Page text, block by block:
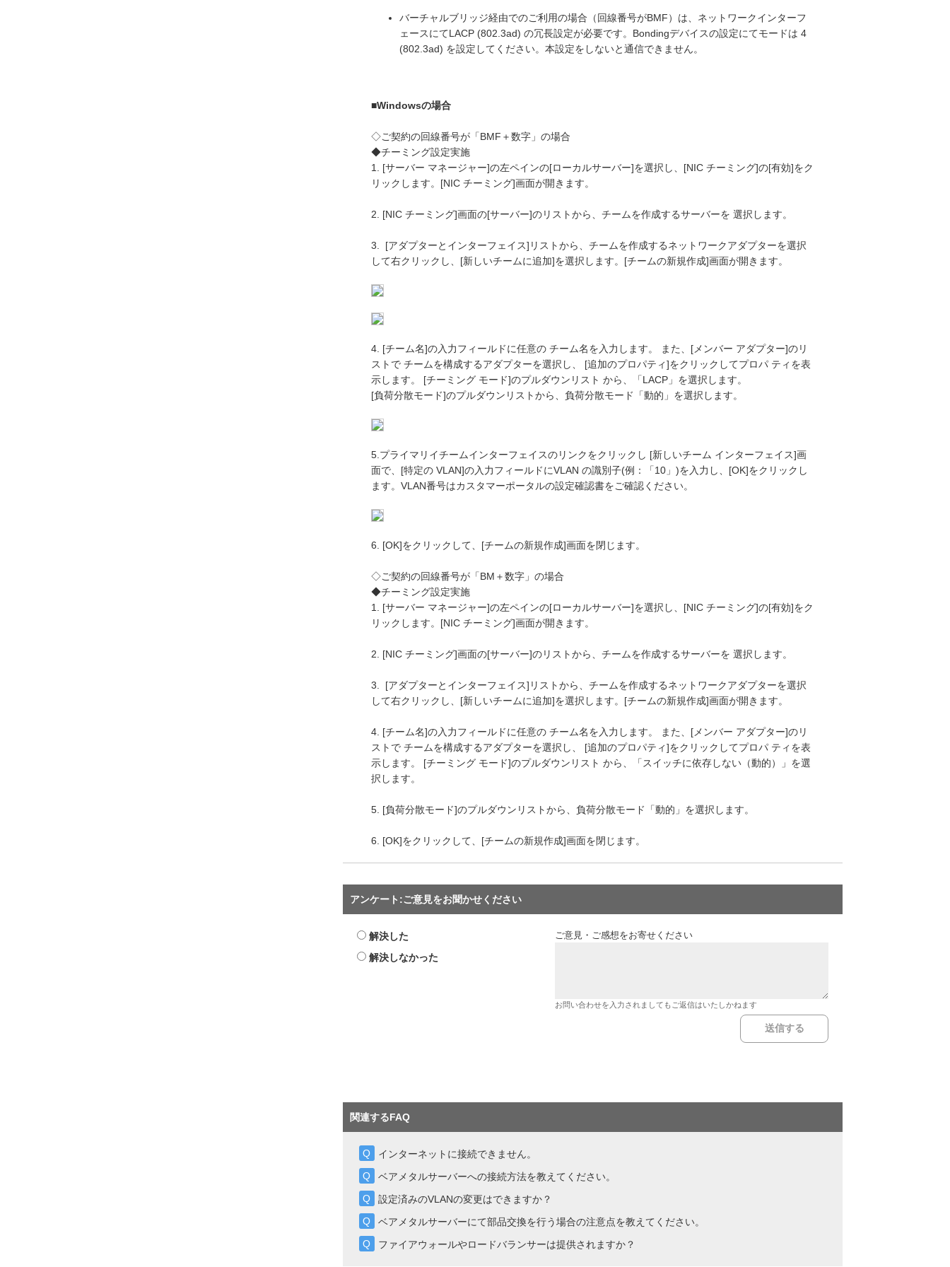
バーチャルブリッジ経由でのご利用の場合（回線番号がBMF）は、ネットワークインターフ
ェースにてLACP (802.3ad) の冗長設定が必要です。Bondingデバイスの設定にてモードは 4
(802.3ad) を設定してください。本設定をしないと通信できません。
■Windowsの場合
◇ご契約の回線番号が「BMF＋数字」の場合
◆チーミング設定実施
1. [サーバー マネージャー]の左ペインの[ローカルサーバー]を選択し、[NIC チーミング]の[有効]をク
リックします。[NIC チーミング]画面が開きます。
2. [NIC チーミング]画面の[サーバー]のリストから、チームを作成するサーバーを 選択します。
3. [アダプターとインターフェイス]リストから、チームを作成するネットワークアダプターを選択
して右クリックし、[新しいチームに追加]を選択します。[チームの新規作成]画面が開きます。
4. [チーム名]の入力フィールドに任意の チーム名を入力します。 また、[メンバー アダプター]のリ
ストで チームを構成するアダプターを選択し、 [追加のプロパティ]をクリックしてプロパ ティを表
示します。 [チーミング モード]のプルダウンリスト から、「LACP」を選択します。
[負荷分散モード]のプルダウンリストから、負荷分散モード「動的」を選択します。
5.プライマリイチームインターフェイスのリンクをクリックし [新しいチーム インターフェイス]画
面で、[特定の VLAN]の入力フィールドにVLAN の識別子(例：「10」)を入力し、[OK]をクリックし
ます。VLAN番号はカスタマーポータルの設定確認書をご確認ください。
6. [OK]をクリックして、[チームの新規作成]画面を閉じます。
◇ご契約の回線番号が「BM＋数字」の場合
◆チーミング設定実施
1. [サーバー マネージャー]の左ペインの[ローカルサーバー]を選択し、[NIC チーミング]の[有効]をク
リックします。[NIC チーミング]画面が開きます。
2. [NIC チーミング]画面の[サーバー]のリストから、チームを作成するサーバーを 選択します。
3. [アダプターとインターフェイス]リストから、チームを作成するネットワークアダプターを選択
して右クリックし、[新しいチームに追加]を選択します。[チームの新規作成]画面が開きます。
4. [チーム名]の入力フィールドに任意の チーム名を入力します。 また、[メンバー アダプター]のリ
ストで チームを構成するアダプターを選択し、 [追加のプロパティ]をクリックしてプロパ ティを表
示します。 [チーミング モード]のプルダウンリスト から、「スイッチに依存しない（動的）」を選
択します。
5. [負荷分散モード]のプルダウンリストから、負荷分散モード「動的」を選択します。
6. [OK]をクリックして、[チームの新規作成]画面を閉じます。
アンケート:ご意見をお聞かせください
解決した
解決しなかった
ご意見・ご感想をお寄せください
お問い合わせを入力されましてもご返信はいたしかねます
関連するFAQ
インターネットに接続できません。
ベアメタルサーバーへの接続方法を教えてください。
設定済みのVLANの変更はできますか？
ベアメタルサーバーにて部品交換を行う場合の注意点を教えてください。
ファイアウォールやロードバランサーは提供されますか？